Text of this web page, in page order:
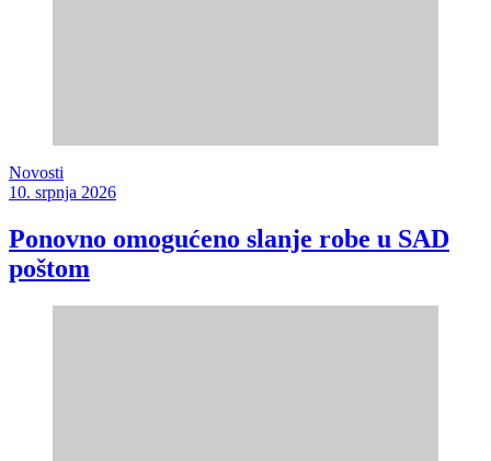
Novosti
10. srpnja 2026
Ponovno omogućeno slanje robe u SAD
poštom